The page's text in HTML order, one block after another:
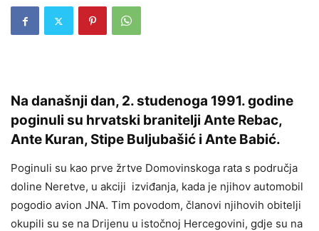
Na današnji dan, 2. studenoga 1991. godine
poginuli su hrvatski branitelji Ante Rebac,
Ante Kuran, Stipe Buljubašić i Ante Babić.
Poginuli su kao prve žrtve Domovinskoga rata s područja
doline Neretve, u akciji izviđanja, kada je njihov automobil
pogodio avion JNA. Tim povodom, članovi njihovih obitelji
okupili su se na Drijenu u istočnoj Hercegovini, gdje su na